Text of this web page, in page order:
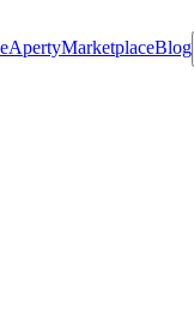
ApertyMarketplaceBlog